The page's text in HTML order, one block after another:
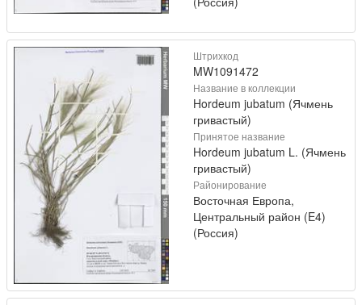
Штрихкод
MW1091472
Название в коллекции
Hordeum jubatum (Ячмень
гривастый)
Принятое название
Hordeum jubatum L. (Ячмень
гривастый)
Районирование
Восточная Европа,
Центральный район (E4)
(Россия)